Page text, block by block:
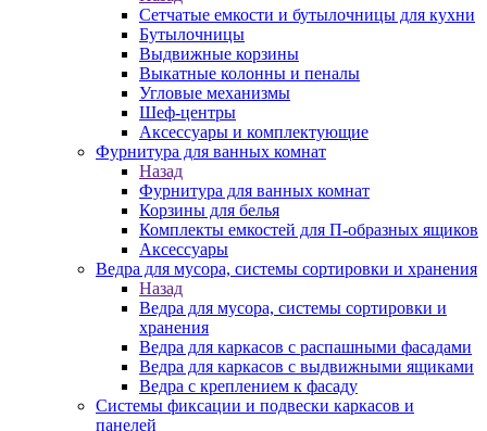
Сетчатые емкости и бутылочницы для кухни
Бутылочницы
Выдвижные корзины
Выкатные колонны и пеналы
Угловые механизмы
Шеф-центры
Аксессуары и комплектующие
Фурнитура для ванных комнат
Назад
Фурнитура для ванных комнат
Корзины для белья
Комплекты емкостей для П-образных ящиков
Аксессуары
Ведра для мусора, системы сортировки и хранения
Назад
Ведра для мусора, системы сортировки и
хранения
Ведра для каркасов с распашными фасадами
Ведра для каркасов с выдвижными ящиками
Ведра с креплением к фасаду
Системы фиксации и подвески каркасов и
панелей